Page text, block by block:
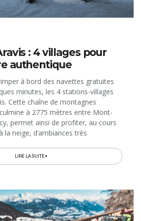
: 4 villages pour
authentique
à bord des navettes gratuites
minutes, les 4 stations-villages
Cette chaîne de montagnes
à 2775 mètres entre Mont-
permet ainsi de profiter, au cours
la neige, d’ambiances très
LIRE LA SUITE